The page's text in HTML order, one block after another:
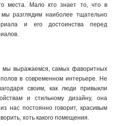
места. Мало кто знает то, что в
разглядим наиболее тщательно
и его достоинства перед
мы выражаемся, самых фаворитных
в современном интерьере. Не
своим, как люди привыкли
и стильному дизайну, она
нас постоянно говорит, красивым
хоть какого помещения.